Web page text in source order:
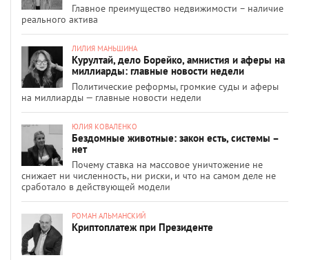
Главное преимущество недвижимости – наличие
реального актива
ЛИЛИЯ МАНЬШИНА
Курултай, дело Борейко, амнистия и аферы на
миллиарды: главные новости недели
Политические реформы, громкие суды и аферы
на миллиарды — главные новости недели
ЮЛИЯ КОВАЛЕНКО
Бездомные животные: закон есть, системы –
нет
Почему ставка на массовое уничтожение не
снижает ни численность, ни риски, и что на самом деле не
сработало в действующей модели
РОМАН АЛЬМАНСКИЙ
Криптоплатеж при Президенте